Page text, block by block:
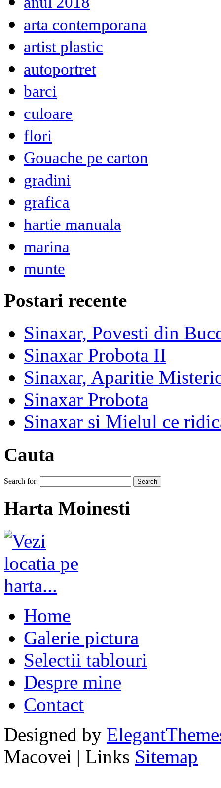
arta contemporana
artist plastic
autoportret
barci
culoare
flori
Gouache pe carton
gradini
grafica
hartie manuala
marina
munte
Postari recente
Sinaxar, Povesti din
Sinaxar Probota II
Sinaxar, Aparitie
Sinaxar Probota
Sinaxar si Mielul ce
Cauta
Search for:
Harta Moinesti
Home
Galerie pictura
Selectii tablouri
Despre mine
Contact
Designed by
Macovei | Links Sitemap